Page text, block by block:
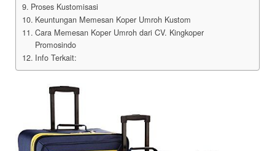
Proses Kustomisasi
Keuntungan Memesan Koper Umroh Kustom
Cara Memesan Koper Umroh dari CV. Kingkoper
Promosindo
Info Terkait: